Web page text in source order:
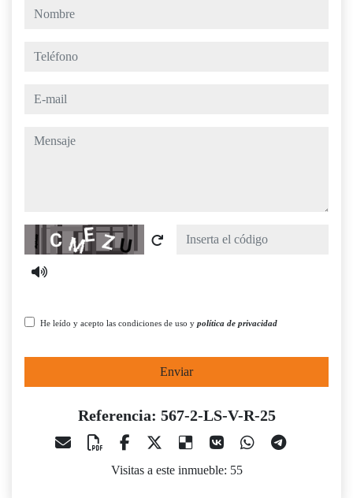
nombre
teléfono
e-mail
mensaje
Captcha
He leído y acepto las condiciones de uso y política de privacidad
Enviar
Referencia: 567-2-LS-V-R-25
Visitas a este inmueble: 55